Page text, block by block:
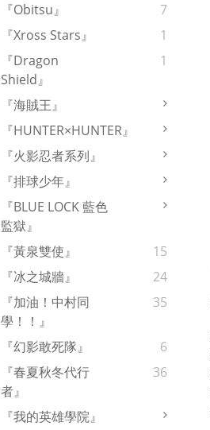
『Obitsu』
7
『Xross Stars』
1
『Dragon
Shield』
1
『海賊王』
『HUNTER×HUNTER』
『火影忍者系列』
『排球少年』
『BLUE LOCK 藍色
監獄』
『黃泉雙使』
15
『冰之城牆』
24
『加油！中村同
學！！』
35
『幻影敢死隊』
6
『春夏秋冬代行
者』
36
『我的英雄學院』